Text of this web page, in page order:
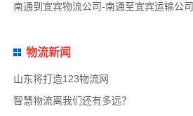
南通到宜宾物流公司-南通至宜宾运输公司
物流新闻
山东将打造123物流网
智慧物流离我们还有多远？